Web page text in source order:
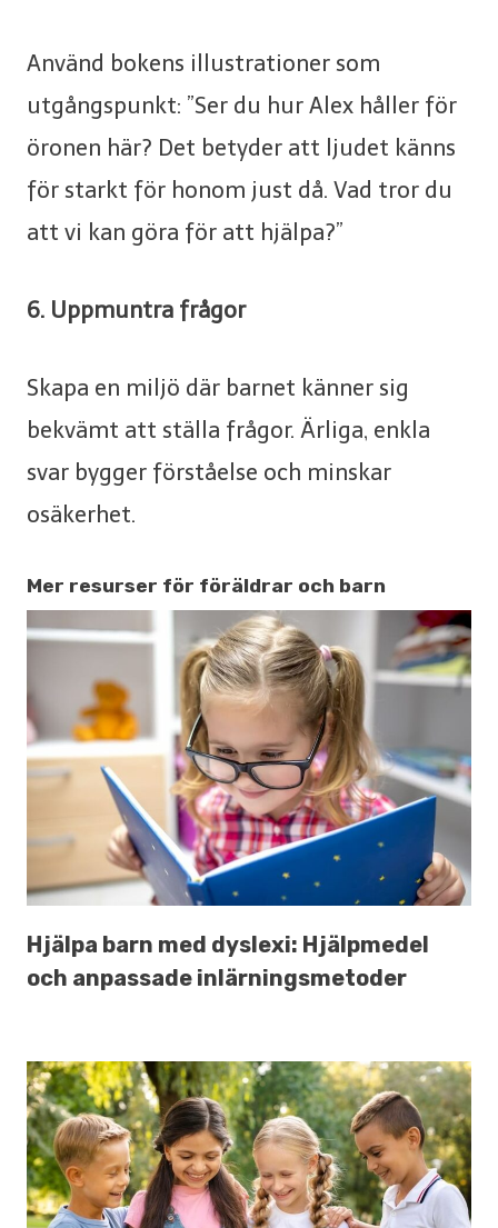
Använd bokens illustrationer som
utgångspunkt: ”Ser du hur Alex håller för
öronen här? Det betyder att ljudet känns
för starkt för honom just då. Vad tror du
att vi kan göra för att hjälpa?”
6. Uppmuntra frågor
Skapa en miljö där barnet känner sig
bekvämt att ställa frågor. Ärliga, enkla
svar bygger förståelse och minskar
osäkerhet.
Mer resurser för föräldrar och barn
Hjälpa barn med dyslexi: Hjälpmedel
och anpassade inlärningsmetoder